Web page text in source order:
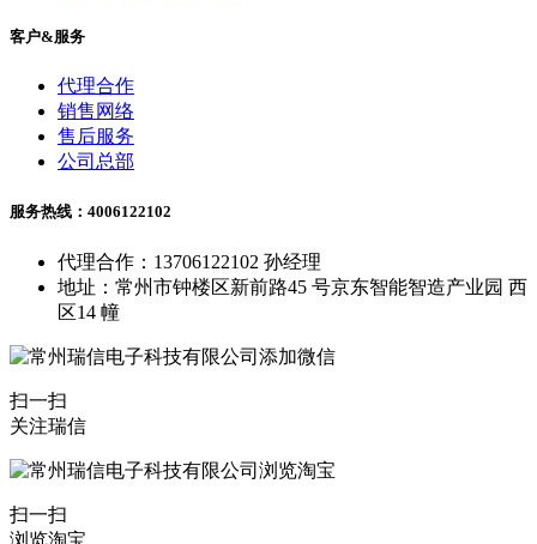
客户&服务
代理合作
销售网络
售后服务
公司总部
服务热线：4006122102
代理合作：13706122102 孙经理
地址：常州市钟楼区新前路45 号京东智能智造产业园 西
区14 幢
扫一扫
关注瑞信
扫一扫
浏览淘宝